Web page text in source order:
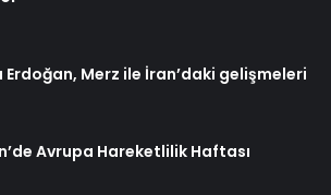
Erdoğan, Merz ile İran’daki gelişmeleri
Avrupa Hareketlilik Haftası